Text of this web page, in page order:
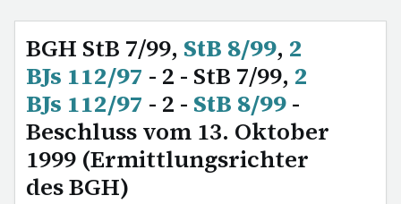
BGH StB 7/99, StB 8/99, 2
BJs 112/97 - 2 - StB 7/99, 2
BJs 112/97 - 2 - StB 8/99-
Beschluss vom 13. Oktober
1999 (Ermittlungsrichter
des BGH)